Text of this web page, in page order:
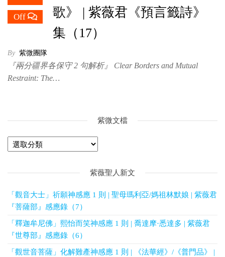
Off
歌》 | 紫薇君《預言籤詩》
集（17）
By 紫微團隊
『兩分疆界各保守 2 句解析』 Clear Borders and Mutual
Restraint: The…
紫微文檔
紫薇聖人新文
「觀音大士」祈願神感應 1 則 | 聖母瑪利亞/媽祖林默娘 | 紫薇君
『菩薩部』感應錄（7）
「釋迦牟尼佛」熙怡而笑神感應 1 則 | 喬達摩·悉達多 | 紫薇君
『世尊部』感應錄（6）
「觀世音菩薩」化解難產神感應 1 則 | 《法華經》/《普門品》 |